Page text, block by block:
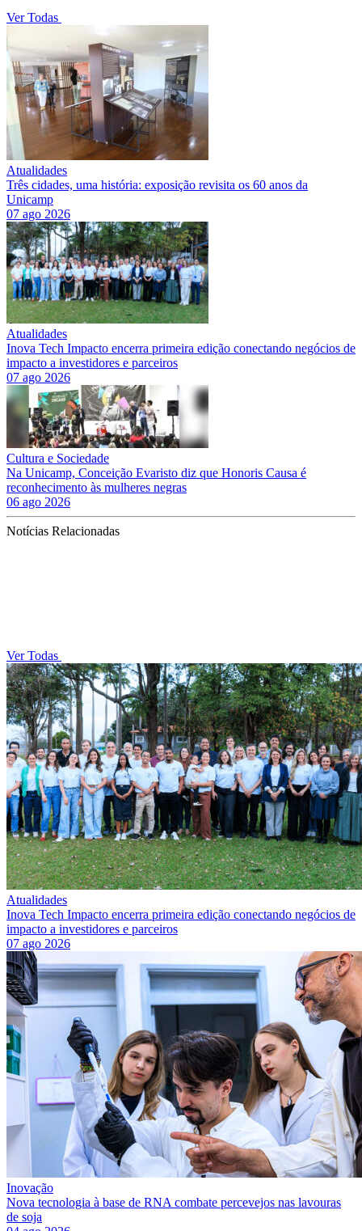
Ver Todas
Atualidades
Três cidades, uma história: exposição revisita os 60 anos da
Unicamp
07 ago 2026
Atualidades
Inova Tech Impacto encerra primeira edição conectando negócios de
impacto a investidores e parceiros
07 ago 2026
Cultura e Sociedade
Na Unicamp, Conceição Evaristo diz que Honoris Causa é
reconhecimento às mulheres negras
06 ago 2026
Notícias Relacionadas
Ver Todas
Atualidades
Inova Tech Impacto encerra primeira edição conectando negócios de
impacto a investidores e parceiros
07 ago 2026
Inovação
Nova tecnologia à base de RNA combate percevejos nas lavouras
de soja